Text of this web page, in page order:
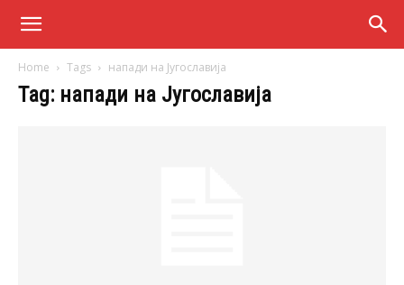
Home Tags напади на Југославија
Tag: напади на Југославија